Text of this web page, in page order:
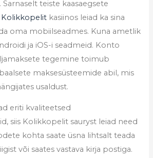
teiste kaasaegsete
kasiinos leiad ka sina
oma mobiilseadmes. Kuna ametlik
ja iOS-i seadmeid. Konto
tegemine toimub
maksesüsteemide abil, mis
usaldust.
eriti kvaliteetsed
siis Kolikkopelit sauryst leiad need
kohta saate üsna lihtsalt teada
või saates vastava kirja postiga.